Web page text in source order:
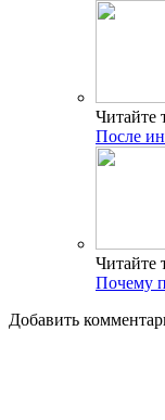
Читайте
После
Читайте
Почему
Добавить